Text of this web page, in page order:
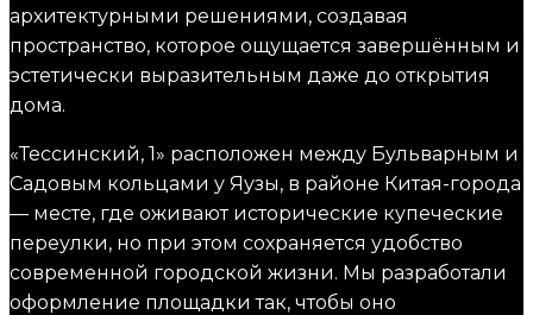
архитектурными решениями, создавая
пространство, которое ощущается завершённым и
эстетически выразительным даже до открытия
дома.
«Тессинский, 1» расположен между Бульварным и
Садовым кольцами у Яузы, в районе Китая-города
— месте, где оживают исторические купеческие
переулки, но при этом сохраняется удобство
современной городской жизни. Мы разработали
оформление площадки так, чтобы оно